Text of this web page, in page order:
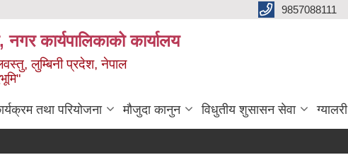
9857088111
नगर कार्यपालिकाको कार्यालय
लुम्बिनी प्रदेश, नेपाल
तथा परियोजना मौजुदा कानुन विधुतीय शुसासन सेवा ग्यालरी